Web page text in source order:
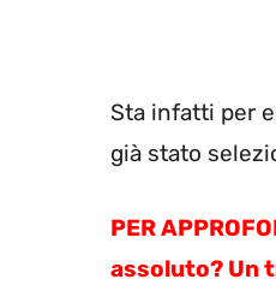
Sta infatti per
già stato
PER
assoluto? Un